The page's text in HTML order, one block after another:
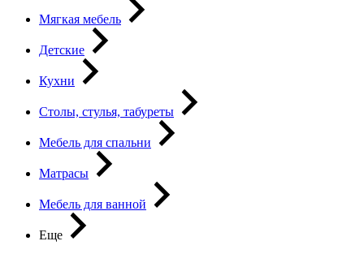
Мягкая мебель
Детские
Кухни
Столы, стулья, табуреты
Мебель для спальни
Матрасы
Мебель для ванной
Еще